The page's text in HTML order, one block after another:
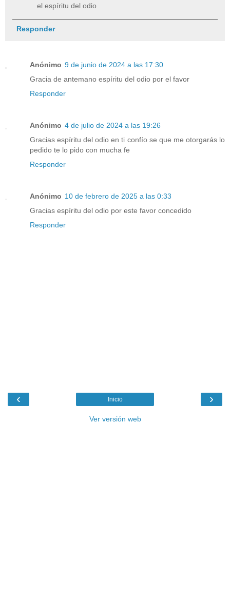
el espíritu del odio
Responder
Anónimo 9 de junio de 2024 a las 17:30
Gracia de antemano espíritu del odio por el favor
Responder
Anónimo 4 de julio de 2024 a las 19:26
Gracias espíritu del odio en ti confío se que me otorgarás lo
pedido te lo pido con mucha fe
Responder
Anónimo 10 de febrero de 2025 a las 0:33
Gracias espíritu del odio por este favor concedido
Responder
‹ ›
Inicio
Ver versión web